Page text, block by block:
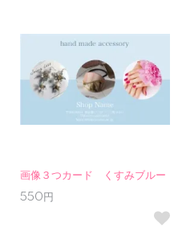
画像３つカード くすみブルー
550円